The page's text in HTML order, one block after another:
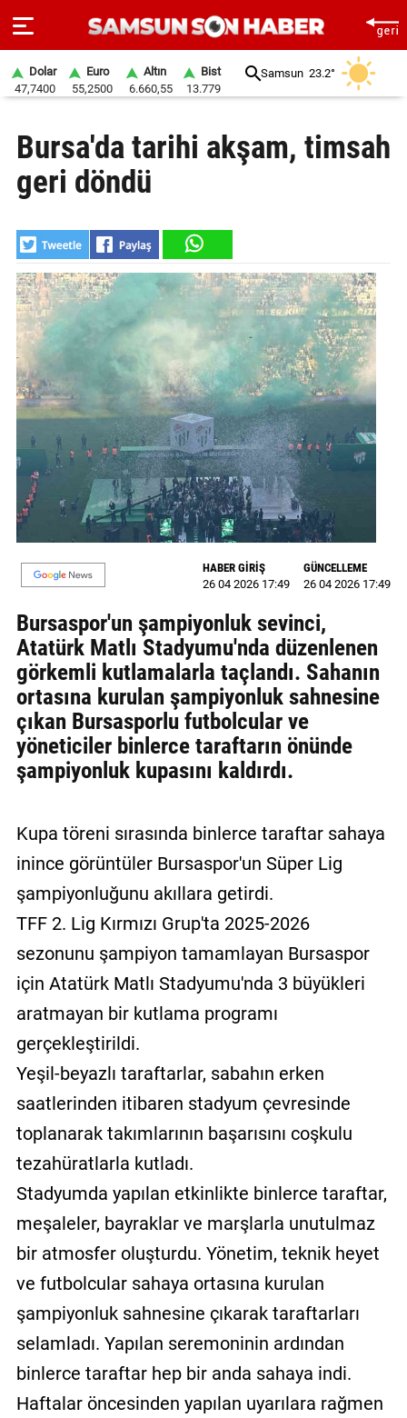
SAYFA
SAMSUN
SAMSUNSPOR
GÜNDEM
SİYASET
EKONOMİ
DÜNYA
MAGAZİN
GALERİ
VİDEO
YAZARLAR
ULAŞIN
Künye
İletişim
Gizlilik
Politikası
Dolar
47,7400
Euro
55,2500
Altın
6.660,55
Bist
13.779
Samsun 23.2°
Bursa'da tarihi akşam, timsah
geri döndü
HABER GİRİŞ
26 04 2026 17:49
GÜNCELLEME
26 04 2026 17:49
Bursaspor'un şampiyonluk sevinci,
Atatürk Matlı Stadyumu'nda düzenlenen
görkemli kutlamalarla taçlandı. Sahanın
ortasına kurulan şampiyonluk sahnesine
çıkan Bursasporlu futbolcular ve
yöneticiler binlerce taraftarın önünde
şampiyonluk kupasını kaldırdı.
Kupa töreni sırasında binlerce taraftar sahaya
inince görüntüler Bursaspor'un Süper Lig
şampiyonluğunu akıllara getirdi.
TFF 2. Lig Kırmızı Grup'ta 2025-2026
sezonunu şampiyon tamamlayan Bursaspor
için Atatürk Matlı Stadyumu'nda 3 büyükleri
aratmayan bir kutlama programı
gerçekleştirildi.
Yeşil-beyazlı taraftarlar, sabahın erken
saatlerinden itibaren stadyum çevresinde
toplanarak takımlarının başarısını coşkulu
tezahüratlarla kutladı.
Stadyumda yapılan etkinlikte binlerce taraftar,
meşaleler, bayraklar ve marşlarla unutulmaz
bir atmosfer oluşturdu. Yönetim, teknik heyet
ve futbolcular sahaya ortasına kurulan
şampiyonluk sahnesine çıkarak taraftarları
selamladı. Yapılan seremoninin ardından
binlerce taraftar hep bir anda sahaya indi.
Haftalar öncesinden yapılan uyarılara rağmen